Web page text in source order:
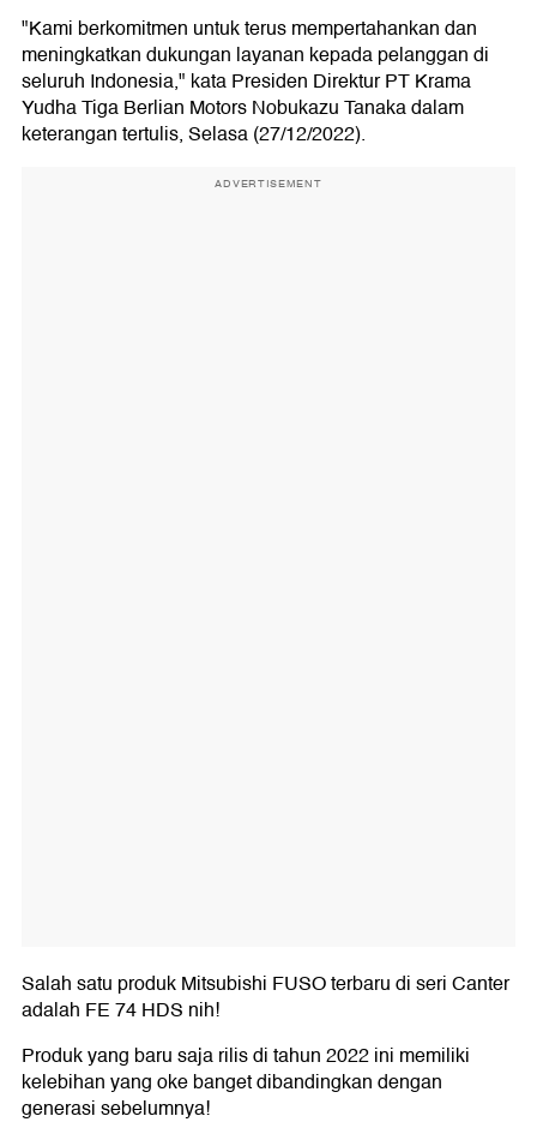
"Kami berkomitmen untuk terus mempertahankan dan
meningkatkan dukungan layanan kepada pelanggan di
seluruh Indonesia," kata Presiden Direktur PT Krama
Yudha Tiga Berlian Motors Nobukazu Tanaka dalam
keterangan tertulis, Selasa (27/12/2022).
ADVERTISEMENT
Salah satu produk Mitsubishi FUSO terbaru di seri Canter
adalah FE 74 HDS nih!
Produk yang baru saja rilis di tahun 2022 ini memiliki
kelebihan yang oke banget dibandingkan dengan
generasi sebelumnya!